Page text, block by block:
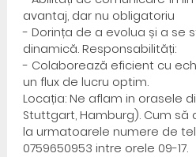
avantaj, dar nu obligatoriu
- Dorința de a evolua și a se
dinamică. Responsabilități:
- Colaborează eficient cu
un flux de lucru optim.
Locația: Ne aflam in orasele
Stuttgart, Hamburg). Cum să
la urmatoarele numere de
0759650953 intre orele 09-17.